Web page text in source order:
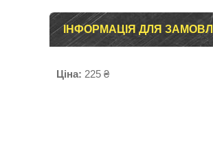
ІНФОРМАЦІЯ ДЛЯ
Ціна: 225 ₴